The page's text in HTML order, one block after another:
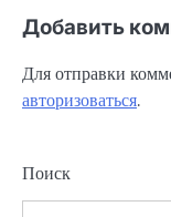
Добавить
Для отправки
авторизоваться.
Поиск